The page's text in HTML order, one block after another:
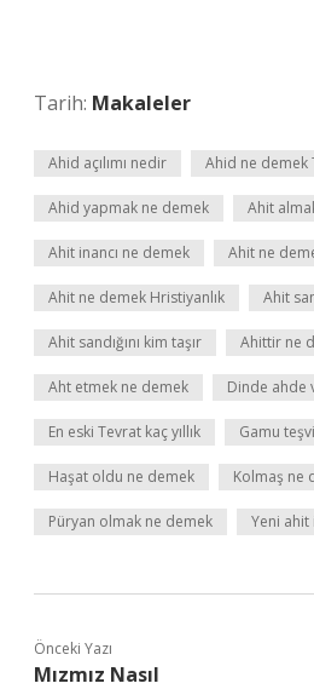
Tarih: Makaleler
Ahid açılımı nedir Ahid ne demek
Ahid yapmak ne demek Ahit
Ahit inancı ne demek Ahit ne
Ahit ne demek Hristiyanlık Ahit
Ahit sandığını kim taşır Ahittir ne
Aht etmek ne demek Dinde ahde
En eski Tevrat kaç yıllık Gamu
Haşat oldu ne demek Kolmaş ne
Püryan olmak ne demek Yeni ahit
Önceki Yazı
Mızmız Nasıl